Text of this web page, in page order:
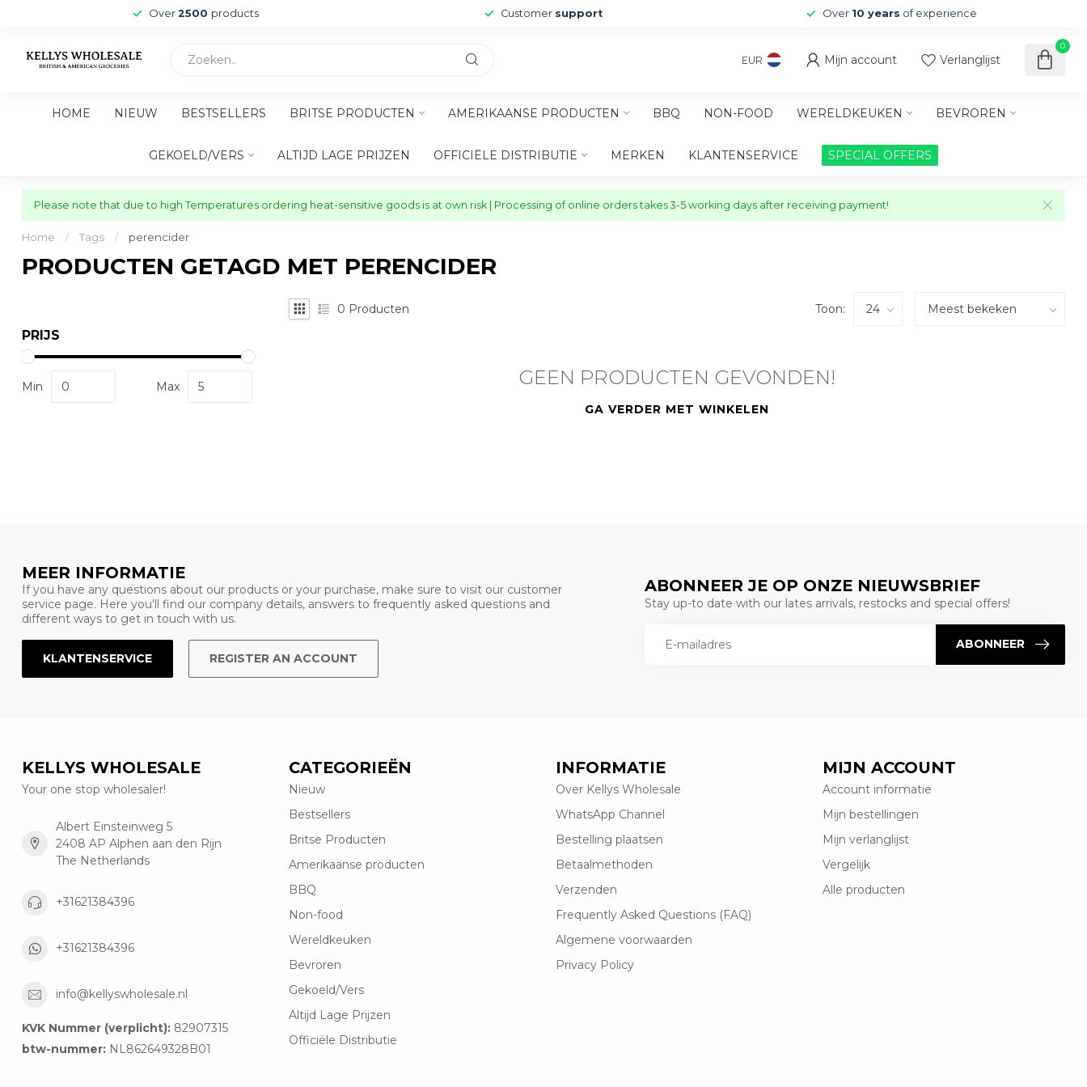
Over 2500 products Customer support Over 10 years of experience
EUR Mijn account Verlanglijst
0
HOME NIEUW BESTSELLERS BRITSE PRODUCTEN AMERIKAANSE PRODUCTEN BBQ NON-FOOD WERELDKEUKEN BEVROREN
GEKOELD/VERS ALTIJD LAGE PRIJZEN OFFICIËLE DISTRIBUTIE MERKEN KLANTENSERVICE SPECIAL OFFERS
Please note that due to high Temperatures ordering heat-sensitive goods is at own risk | Processing of online orders takes 3-5 working days after receiving payment!
Home / Tags / perencider
PRODUCTEN GETAGD MET PERENCIDER
PRIJS
Min Max
0 Producten Toon:
GEEN PRODUCTEN GEVONDEN!
GA VERDER MET WINKELEN
MEER INFORMATIE
If you have any questions about our products or your purchase, make sure to visit our customer
service page. Here you'll find our company details, answers to frequently asked questions and
different ways to get in touch with us.
KLANTENSERVICE REGISTER AN ACCOUNT
ABONNEER JE OP ONZE NIEUWSBRIEF
Stay up-to date with our lates arrivals, restocks and special offers!
ABONNEER
KELLYS WHOLESALE
Your one stop wholesaler!
Albert Einsteinweg 5
2408 AP Alphen aan den Rijn
The Netherlands
+31621384396
+31621384396
info@kellyswholesale.nl
KVK Nummer (verplicht): 82907315
btw-nummer: NL862649328B01
CATEGORIEËN
Nieuw
Bestsellers
Britse Producten
Amerikaanse producten
BBQ
Non-food
Wereldkeuken
Bevroren
Gekoeld/Vers
Altijd Lage Prijzen
Officiële Distributie
INFORMATIE
Over Kellys Wholesale
WhatsApp Channel
Bestelling plaatsen
Betaalmethoden
Verzenden
Frequently Asked Questions (FAQ)
Algemene voorwaarden
Privacy Policy
MIJN ACCOUNT
Account informatie
Mijn bestellingen
Mijn verlanglijst
Vergelijk
Alle producten